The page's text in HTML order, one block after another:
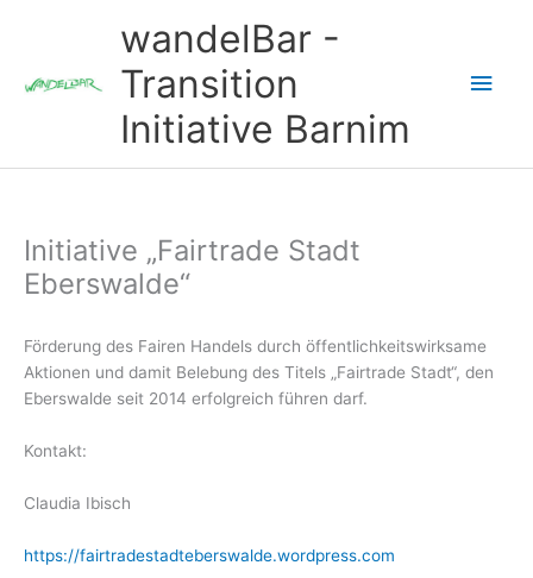
wandelBar -
Transition
Initiative Barnim
Initiative „Fairtrade Stadt
Eberswalde“
Förderung des Fairen Handels durch öffentlichkeitswirksame
Aktionen und damit Belebung des Titels „Fairtrade Stadt“, den
Eberswalde seit 2014 erfolgreich führen darf.
Kontakt:
Claudia Ibisch
https://fairtradestadteberswalde.wordpress.com